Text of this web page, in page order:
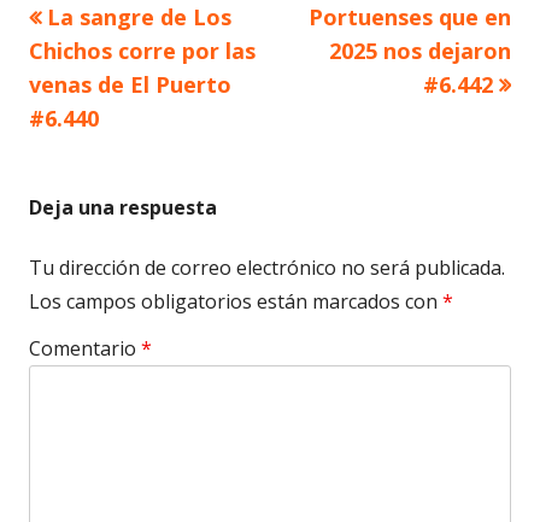
Navegación
de
entradas
Artículo
anterior
La sangre de Los
Chichos corre por las
venas de El Puerto
#6.440
Artículo
siguiente
Portuenses que en
2025 nos dejaron
#6.442
Deja una respuesta
Tu dirección de correo electrónico no será publicada.
Los campos obligatorios están marcados con *
Comentario *